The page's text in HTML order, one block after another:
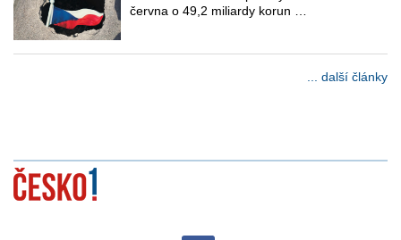
června o 49,2 miliardy korun …
... další články